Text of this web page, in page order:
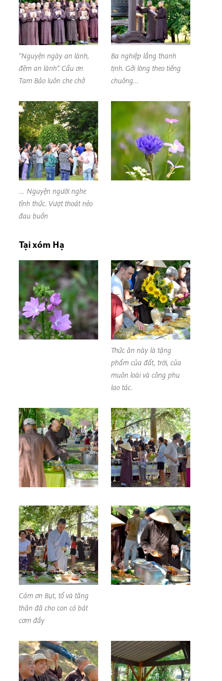
“Nguyện ngày an lành,
đêm an lành”. Cầu ơn
Tam Bảo luôn che chở
Ba nghiệp lắng thanh
tịnh. Gởi lòng theo tiếng
chuông…
… Nguyện người nghe
tỉnh thức. Vượt thoát nẻo
đau buồn
Tại xóm Hạ
Thức ăn này là tặng
phẩm của đất, trời, của
muôn loài và công phu
lao tác.
Cám ơn Bụt, tổ và tăng
thân đã cho con có bát
cơm đầy